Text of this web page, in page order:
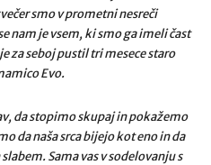
smo v prometni nesreči
nam je vsem, ki smo ga imeli čast
za seboj pustil tri mesece staro
Evo.
da stopimo skupaj in pokažemo
da naša srca bijejo kot eno in da
slabem.Sama vas v sodelovanju s